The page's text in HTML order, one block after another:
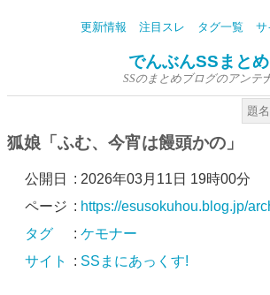
更新情報 注目スレ タグ一覧 サ
でんぶんSSまとめ
SSのまとめブログのアンテ
狐娘「ふむ、今宵は饅頭かの」
公開日 : 2026年03月11日 19時00分
ページ : https://esusokuhou.blog.jp/
タグ
: ケモナー
サイト
: SSまにあっくす!